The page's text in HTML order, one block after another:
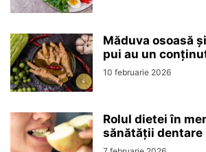
Măduva osoasă
pui au un
10 februarie 2026
Rolul dietei în
sănătății dentare